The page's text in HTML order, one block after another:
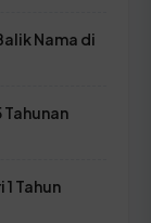
Nama di
Tahun